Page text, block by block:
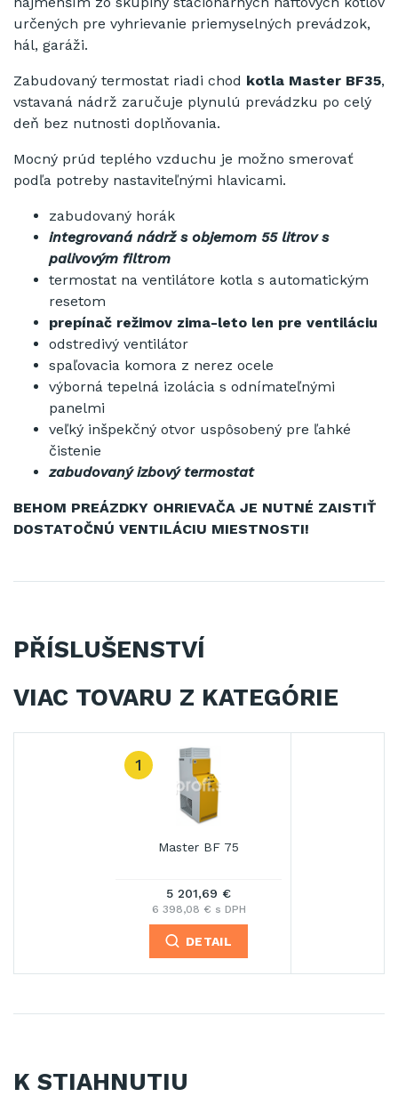
určených pre vyhrievanie priemyselných prevádzok,
hál, garáži.
Zabudovaný termostat riadi chod kotla Master BF35,
vstavaná nádrž zaručuje plynulú prevádzku po celý
deň bez nutnosti doplňovania.
Mocný prúd teplého vzduchu je možno smerovať
podľa potreby nastaviteľnými hlavicami.
zabudovaný horák
integrovaná nádrž s objemom 55 litrov s
palivovým filtrom
termostat na ventilátore kotla s automatickým
resetom
prepínač režimov zima-leto len pre ventiláciu
odstredivý ventilátor
spaľovacia komora z nerez ocele
výborná tepelná izolácia s odnímateľnými
panelmi
veľký inšpekčný otvor uspôsobený pre ľahké
čistenie
zabudovaný izbový termostat
BEHOM PREÁZDKY OHRIEVAČA JE NUTNÉ ZAISTIŤ
DOSTATOČNÚ VENTILÁCIU MIESTNOSTI!
PŘÍSLUŠENSTVÍ
VIAC TOVARU Z KATEGÓRIE
1
Master BF 75
5 201,69 €
6 398,08 € s DPH
DETAIL
K STIAHNUTIU